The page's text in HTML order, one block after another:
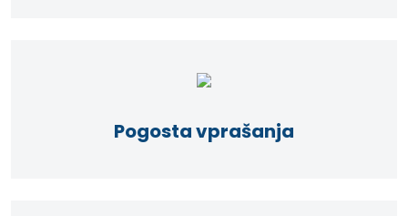
Pogosta vprašanja